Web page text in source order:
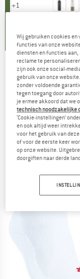
+1
FALKE -RU4
Hardloopsokken
(0)
Wij gebruiken cookies
functies van onze
diensten en functies aan,
reclame te
zijn ook onze social-
gebruik van onze
zonder voldoende
tegen toegang door
je ermee akkoord dat we
technisch noodzakelijke
‘Cookie-instellingen’
en ook altijd weer
voor het gebruik van
of voor de eerste keer
op onze website.
doorgiften naar derde